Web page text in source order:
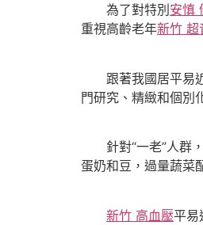
為了對特別 安慎
重視高齡老年新竹 超
跟著我國居平易近
門研究、精緻和個別
針對“一老”人群，
蛋奶和豆，過量蔬菜
新竹 高血壓平易